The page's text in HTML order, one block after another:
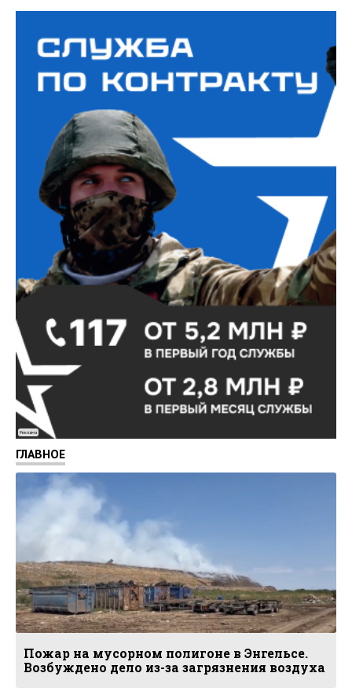
Реклама
ГЛАВНОЕ
Пожар на мусорном полигоне в Энгельсе.
Возбуждено дело из-за загрязнения воздуха